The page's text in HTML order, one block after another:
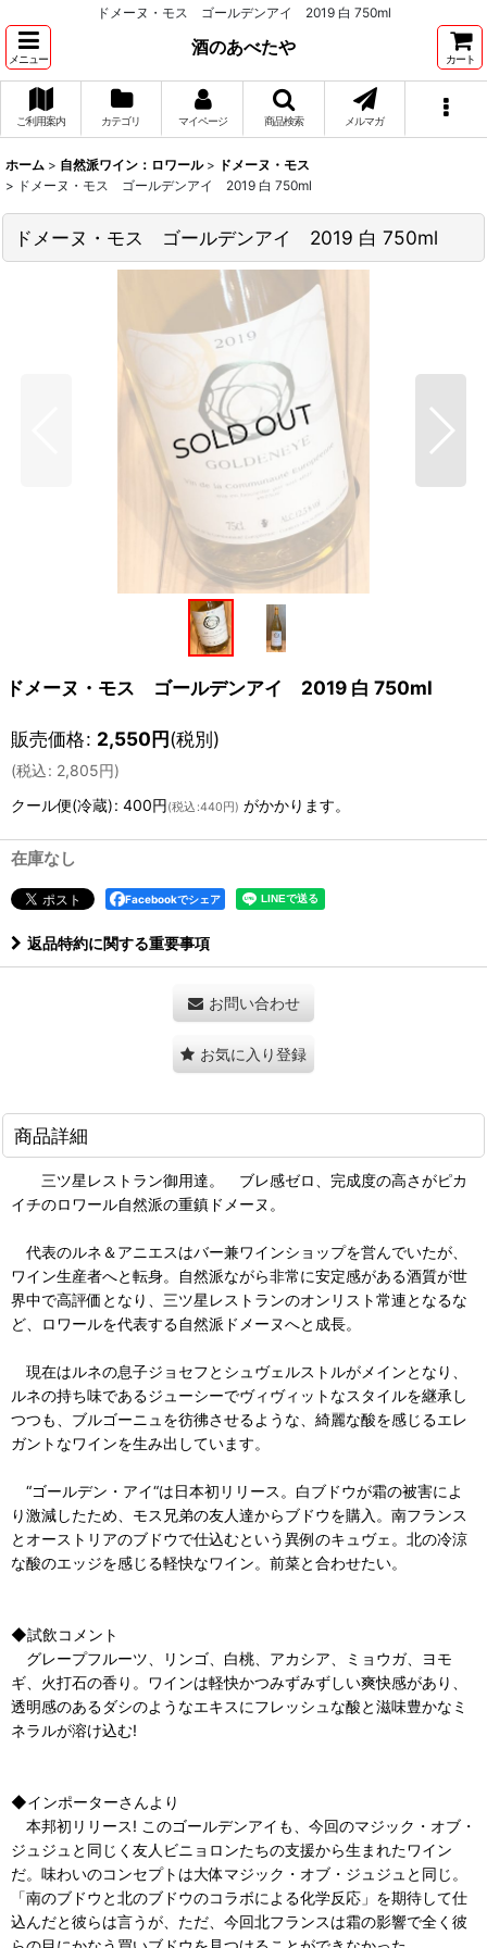
ドメーヌ・モス ゴールデンアイ 2019 白 750ml
メニュー
酒のあべたや
カート
ご利用案内 カテゴリ マイページ 商品検索 メルマガ
ホーム > 自然派ワイン：ロワール > ドメーヌ・モス
> ドメーヌ・モス ゴールデンアイ 2019 白 750ml
ドメーヌ・モス ゴールデンアイ 2019 白 750ml
ドメーヌ・モス ゴールデンアイ 2019 白 750ml
販売価格: 2,550円(税別)
(税込: 2,805円)
クール便(冷蔵): 400円(税込 :440円 ) がかかります。
在庫なし
Facebookでシェア
返品特約に関する重要事項
お問い合わせ
お気に入り登録
商品詳細
三ツ星レストラン御用達。 ブレ感ゼロ、完成度の高さがピカ
イチのロワール自然派の重鎮ドメーヌ。
代表のルネ＆アニエスはバー兼ワインショップを営んでいたが、
ワイン生産者へと転身。自然派ながら非常に安定感がある酒質が世
界中で高評価となり、三ツ星レストランのオンリスト常連となるな
ど、ロワールを代表する自然派ドメーヌへと成長。
現在はルネの息子ジョセフとシュヴェルストルがメインとなり、
ルネの持ち味であるジューシーでヴィヴィットなスタイルを継承し
つつも、ブルゴーニュを彷彿させるような、綺麗な酸を感じるエレ
ガントなワインを生み出しています。
“ゴールデン・アイ“は日本初リリース。白ブドウが霜の被害によ
り激減したため、モス兄弟の友人達からブドウを購入。南フランス
とオーストリアのブドウで仕込むという異例のキュヴェ。北の冷涼
な酸のエッジを感じる軽快なワイン。前菜と合わせたい。
◆試飲コメント
グレープフルーツ、リンゴ、白桃、アカシア、ミョウガ、ヨモ
ギ、火打石の香り。ワインは軽快かつみずみずしい爽快感があり、
透明感のあるダシのようなエキスにフレッシュな酸と滋味豊かなミ
ネラルが溶け込む!
◆インポーターさんより
本邦初リリース! このゴールデンアイも、今回のマジック・オブ・
ジュジュと同じく友人ビニョロンたちの支援から生まれたワイン
だ。味わいのコンセプトは大体マジック・オブ・ジュジュと同じ。
「南のブドウと北のブドウのコラボによる化学反応」を期待して仕
込んだと彼らは言うが、ただ、今回北フランスは霜の影響で全く彼